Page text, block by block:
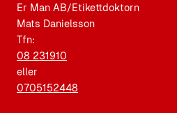
Er Man AB/Etikettdoktorn
Mats Danielsson
Tfn:
08 231910
eller
0705152448